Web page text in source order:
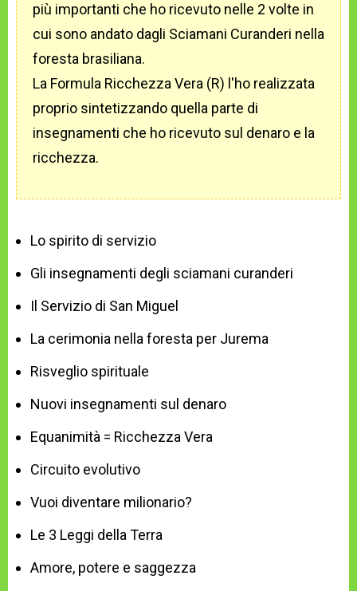
più importanti che ho ricevuto nelle 2 volte in
cui sono andato dagli Sciamani Curanderi nella
foresta brasiliana.
La Formula Ricchezza Vera (R) l'ho realizzata
proprio sintetizzando quella parte di
insegnamenti che ho ricevuto sul denaro e la
ricchezza.
Lo spirito di servizio
Gli insegnamenti degli sciamani curanderi
Il Servizio di San Miguel
La cerimonia nella foresta per Jurema
Risveglio spirituale
Nuovi insegnamenti sul denaro
Equanimità = Ricchezza Vera
Circuito evolutivo
Vuoi diventare milionario?
Le 3 Leggi della Terra
Amore, potere e saggezza